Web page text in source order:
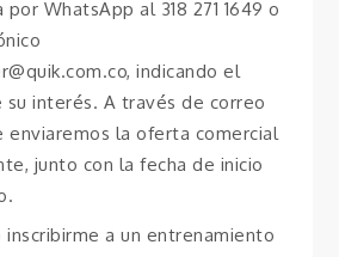
por WhatsApp al 318 271 1649 o
indicando el
interés. A través de correo
enviaremos la oferta comercial
junto con la fecha de inicio
inscribirme a un entrenamiento